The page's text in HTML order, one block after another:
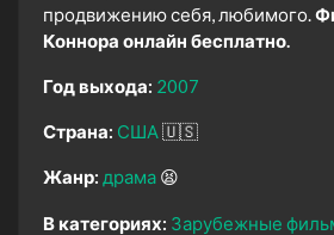
продвижению себя, любимого.
Коннора онлайн бесплатно.
Год выхода: 2007
Страна: США 🇺🇸
Жанр: драма 😫
В категориях: Зарубежные